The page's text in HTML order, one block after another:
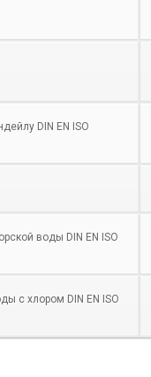
DIN EN ISO
воды DIN EN ISO
с хлором DIN EN ISO